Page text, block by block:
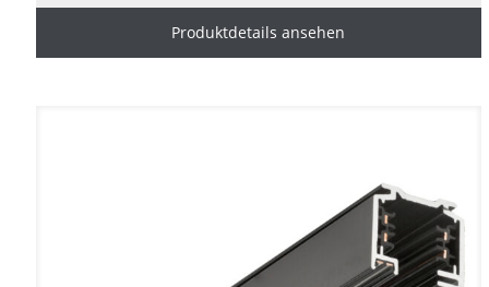
Produktdetails ansehen